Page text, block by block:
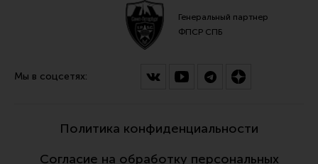
Генеральный партнер
ФПСР СПБ
Мы в соцсетях:
Политика конфиденциальности
Согласие на обработку персональных